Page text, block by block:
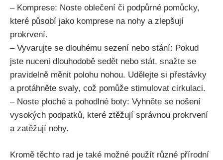
– Komprese: Noste oblečení či podpůrné ⁣pomůcky,
které působí jako komprese na nohy a zlepšují
prokrvení.
– Vyvarujte se dlouhému sezení⁢ nebo stání: Pokud
jste nuceni dlouhodobě sedět nebo stát, snažte se
pravidelně měnit polohu nohou. Udělejte ⁢si přestávky
a ​protáhněte svaly, což pomůže stimulovat cirkulaci.
– Noste ploché a pohodlné ⁢boty: Vyhněte se nošení
vysokých ​podpatků, které ztěžují správnou prokrvení
a ⁣zatěžují nohy.
Kromě těchto rad je také možné použít různé přírodní